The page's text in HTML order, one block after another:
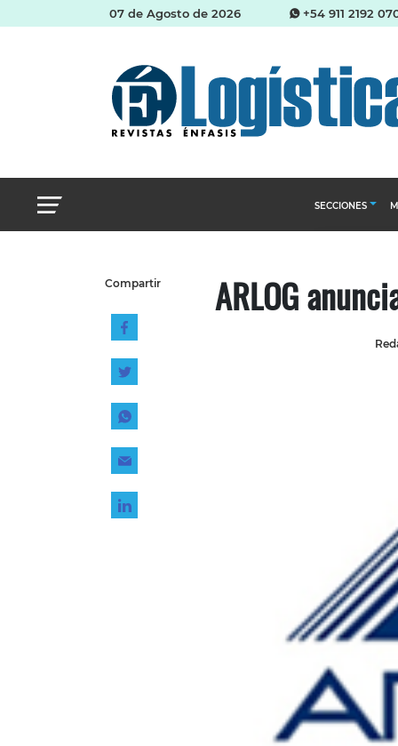
07 de Agosto de 2026 +54 911 2192
SECCIONES
Almacenes e
Logística y
Compartir ARLOG